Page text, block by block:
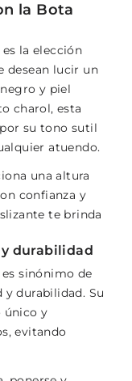
la Bota
la elección
desean lucir un
y piel
charol, esta
su tono sutil
atuendo.
una altura
confianza y
te brinda
durabilidad
sinónimo de
durabilidad. Su
único y
evitando